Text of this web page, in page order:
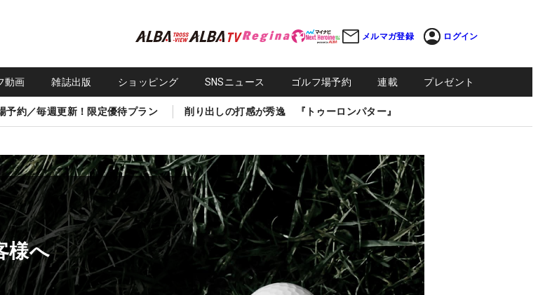
メルマガ登録 ログイン
動画 雑誌出版 ショッピング SNSニュース ゴルフ場予約 連載 プレゼント
予約／毎週更新！限定優待プラン 削り出しの打感が秀逸 『トゥーロンパター』
様へ